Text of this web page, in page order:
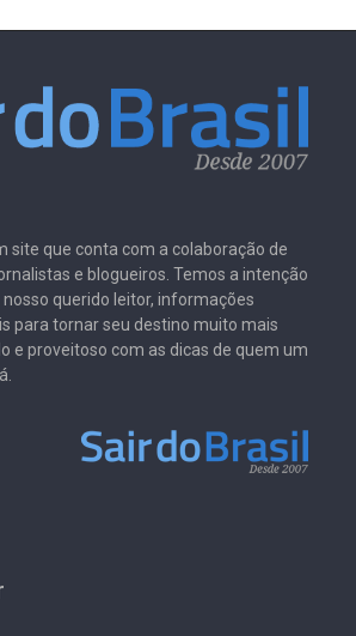
site que conta com a colaboração de
e blogueiros. Temos a intenção
nosso querido leitor, informações
para tornar seu destino muito mais
e proveitoso com as dicas de quem um